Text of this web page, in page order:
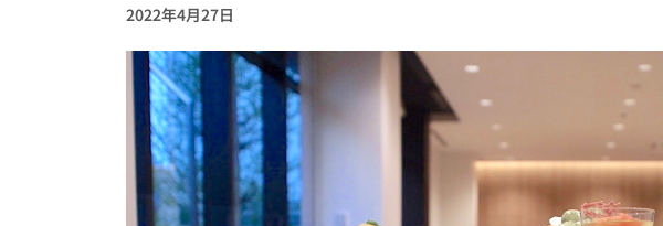
2022年4月27日